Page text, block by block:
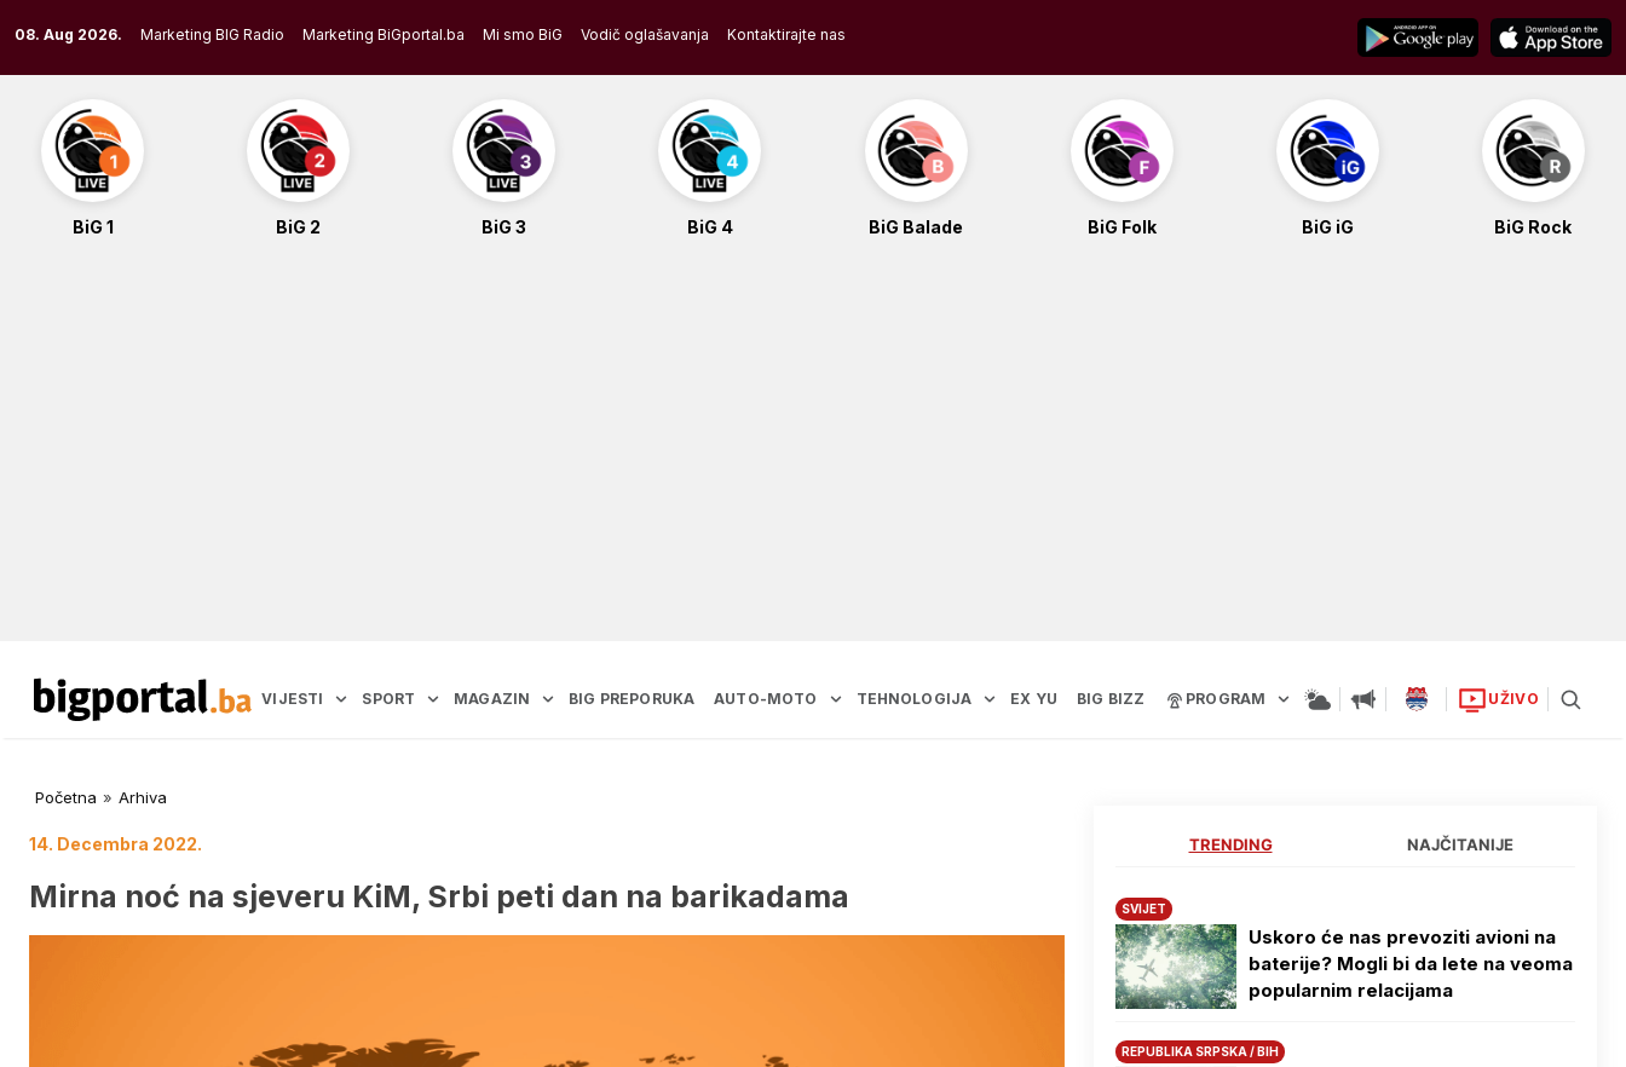
to
content
08. Aug 2026. Marketing BIG Radio Marketing BiGportal.ba Mi smo BiG Vodič oglašavanja Kontaktirajte nas
BiG 1 BiG 2 BiG 3 BiG 4 BiG Balade BiG Folk BiG iG BiG Rock
VIJESTI SPORT MAGAZIN BIG PREPORUKA AUTO-MOTO TEHNOLOGIJA EX YU BIG BIZZ PROGRAM UŽIVO
Početna » Arhiva
14. Decembra 2022.
Mirna noć na sjeveru KiM, Srbi peti dan na barikadama
TRENDING NAJČITANIJE
SVIJET
Uskoro će nas prevoziti avioni na
baterije? Mogli bi da lete na veoma
popularnim relacijama
REPUBLIKA SRPSKA / BIH